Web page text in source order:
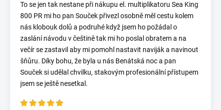
To se jen tak nestane při nákupu el. multiplikatoru Sea King
800 PR mi ho pan Souček přivezl osobně měl cestu kolem
nás klobouk dolů a podruhé když jsem ho požádal o
zaslání návodu v češtině tak mi ho poslal obratem a na
večír se zastavil aby mi pomohl nastavit naviják a navinout
šňůru. Díky bohu, že byla u nás Benátská noc a pan
Souček si udělal chvilku, stakovým profesionální přístupem
jsem se ještě nesetkal.